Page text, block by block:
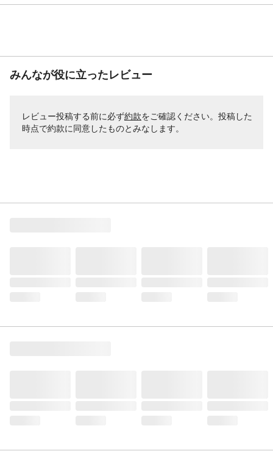
みんなが役に立ったレビュー
レビュー投稿する前に必ず約款をご確認ください。投稿した
時点で約款に同意したものとみなします。